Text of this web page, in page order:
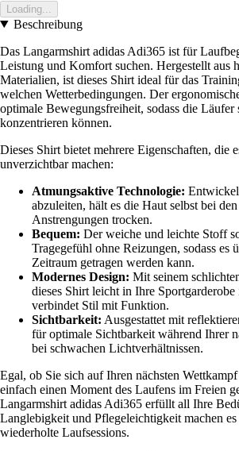
Loading...
Beschreibung
Das Langarmshirt adidas Adi365 ist für
Leistung und Komfort suchen. Hergestellt aus
Materialien, ist dieses Shirt ideal für das
welchen Wetterbedingungen. Der
optimale Bewegungsfreiheit, sodass die
konzentrieren können.
Dieses Shirt bietet mehrere Eigenschaften, die
unverzichtbar machen:
Atmungsaktive Technologie:
abzuleiten, hält es die Haut selbst bei
Anstrengungen trocken.
Bequem: Der weiche und leichte Stoff
Tragegefühl ohne Reizungen, sodass es
Zeitraum getragen werden kann.
Modernes Design: Mit seinem
dieses Shirt leicht in Ihre Sportgarderobe
verbindet Stil mit Funktion.
Sichtbarkeit: Ausgestattet mit
für optimale Sichtbarkeit während Ihrer
bei schwachen Lichtverhältnissen.
Egal, ob Sie sich auf Ihren nächsten
einfach einen Moment des Laufens im Freien
Langarmshirt adidas Adi365 erfüllt all Ihre
Langlebigkeit und Pflegeleichtigkeit machen
wiederholte Laufsessions.